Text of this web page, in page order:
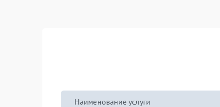
Наименование услуги